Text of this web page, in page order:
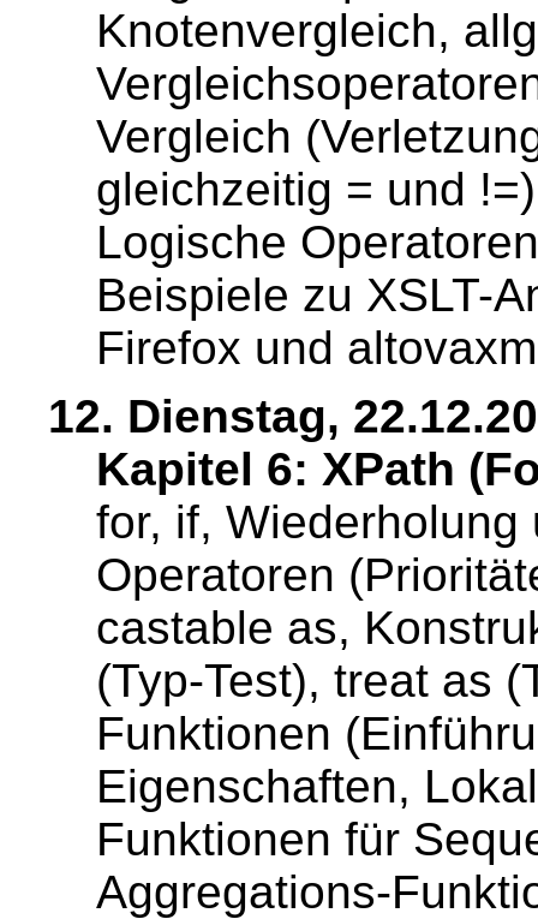
Knotenvergleich,
Vergleich
gleichzeitig = und
Logische
Beispiele zu XSLT-
Firefox und
12. Dienstag,
Kapitel 6: XPath
for, if,
Operatoren
castable as,
(Typ-Test), treat as
Funktionen
Eigenschaften,
Funktionen für
Aggregations-